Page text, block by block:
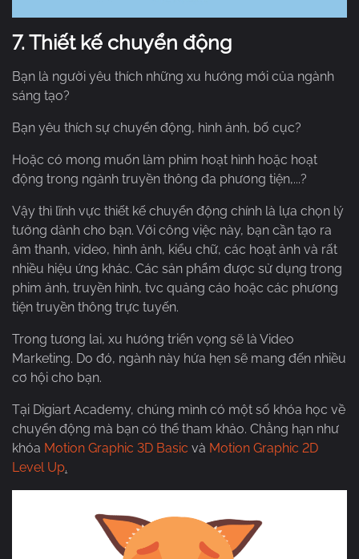
7.Thiết kế chuyển động
Bạn là người yêu thích những xu hướng mới của ngành
sáng tạo?
Bạn yêu thích sự chuyển động, hình ảnh, bố cục?
Hoặc có mong muốn làm phim hoạt hình hoặc hoạt
động trong ngành truyền thông đa phương tiện,...?
Vậy thì lĩnh vực thiết kế chuyển động chính là lựa chọn lý
tưởng dành cho bạn. Với công việc này, bạn cần tạo ra
âm thanh, video, hình ảnh, kiểu chữ, các hoạt ảnh và rất
nhiều hiệu ứng khác. Các sản phẩm được sử dụng trong
phim ảnh, truyền hình, tvc quảng cáo hoặc các phương
tiện truyền thông trực tuyến.
Trong tương lai, xu hướng triển vọng sẽ là Video
Marketing. Do đó, ngành này hứa hẹn sẽ mang đến nhiều
cơ hội cho bạn.
Tại Digiart Academy, chúng mình có một số khóa học về
chuyển động mà bạn có thể tham khảo. Chẳng hạn như
khóa Motion Graphic 3D Basic và Motion Graphic 2D
Level Up.